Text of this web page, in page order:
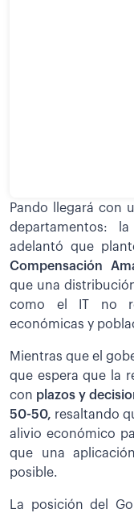
Pando llegará con
departamentos:
adelantó que
Compensación
que una
como el IT no
económicas y
Mientras que el
que espera que la
con plazos y
50-50, resaltando
alivio económico
que una
posible.
La posición del